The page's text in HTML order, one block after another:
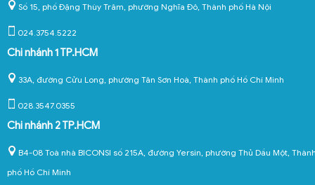
Số 15, phố Đặng Thùy Trâm, phường Nghĩa Đô, Thành phố Hà Nội
024.3754.5222
Chi nhánh 1 TP.HCM
33A, đường Cửu Long, phường Tân Sơn Hoà, Thành phố Hồ Chí Minh
028.3547.0355
Chi nhánh 2 TP.HCM
B4-08 Toà nhà BICONSI số 215A, đường Yersin, phường Thủ Dầu Một,
phố Hồ Chí Minh